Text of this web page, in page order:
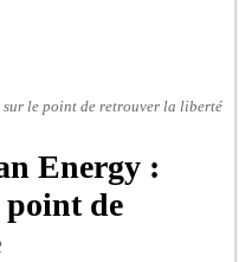
sur le point de retrouver la liberté
Energy :
point de